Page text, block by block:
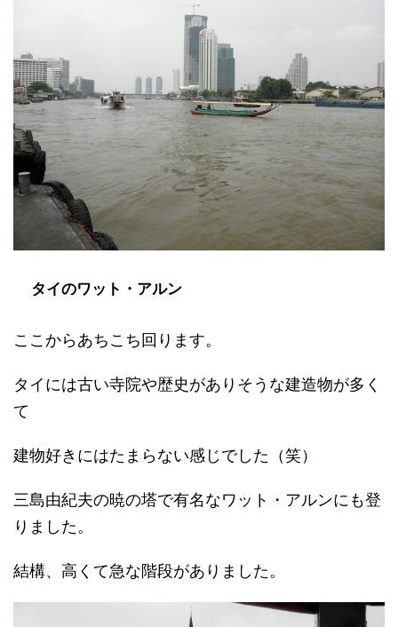
タイのワット・アルン
ここからあちこち回ります。
タイには古い寺院や歴史がありそうな建造物が多く
て
建物好きにはたまらない感じでした（笑）
三島由紀夫の暁の塔で有名なワット・アルンにも登
りました。
結構、高くて急な階段がありました。